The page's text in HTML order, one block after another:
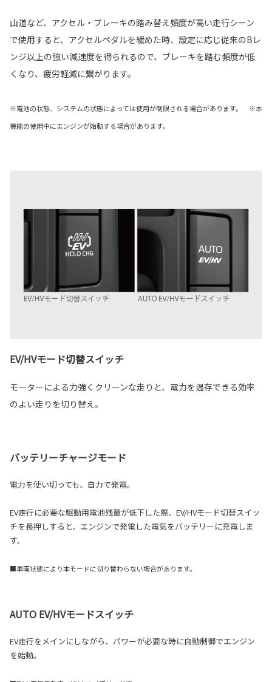
山道など、アクセル・ブレーキの踏み替え頻度が高い走行シーン
で使用すると、アクセルペダルを緩めた時、設定に応じ従来のBレ
ンジ以上の強い減速度を得られるので、ブレーキを踏む頻度が低
くなり、疲労軽減に繋がります。
※電池の状態、システムの状態によっては使用が制限される場合があります。 ※本
機能の使用中にエンジンが始動する場合があります。
EV/HVモード切替スイッチ
モーターによる力強くクリーンな走りと、電力を温存できる効率
のよい走りを切り替え。
バッテリーチャージモード
電力を使い切っても、自力で発電。
EV走行に必要な駆動用電池残量が低下した際、EV/HVモード切替スイッ
チを長押しすると、エンジンで発電した電気をバッテリーに充電しま
す。
■車両状態により本モードに切り替わらない場合があります。
AUTO EV/HVモードスイッチ
EV走行をメインにしながら、パワーが必要な時に自動制御でエンジン
を始動。